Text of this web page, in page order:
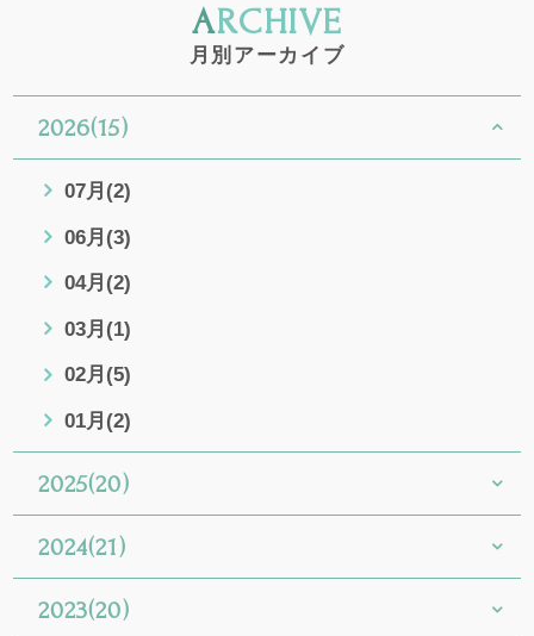
ARCHIVE
月別アーカイブ
2026(15)
07月(2)
06月(3)
04月(2)
03月(1)
02月(5)
01月(2)
2025(20)
2024(21)
2023(20)